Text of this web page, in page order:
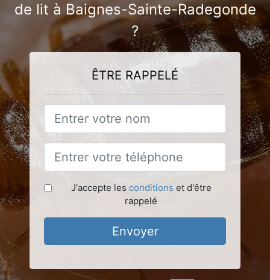
de lit à Baignes-Sainte-Radegonde
?
ÊTRE RAPPELÉ
J'accepte les conditions et d'être
rappelé
Envoyer